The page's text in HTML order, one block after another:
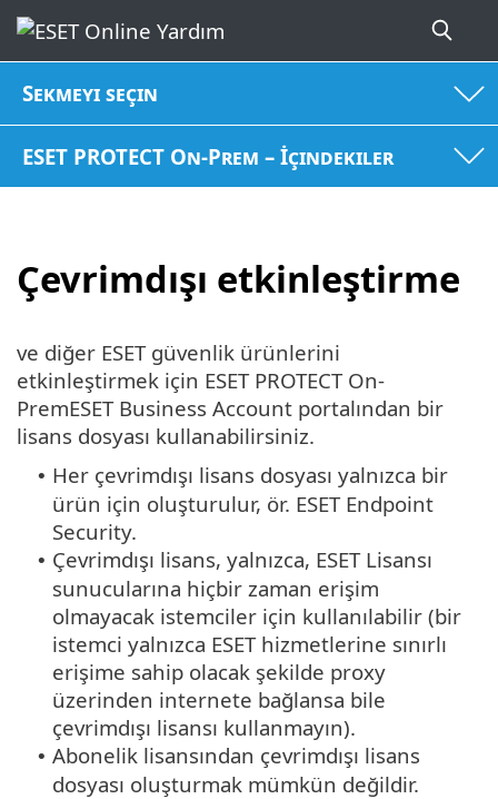
Sekmeyi seçin
ESET PROTECT On-Prem – İçindekiler
Çevrimdışı etkinleştirme
ve diğer ESET güvenlik ürünlerini
etkinleştirmek için ESET PROTECT On-
PremESET Business Account portalından bir
lisans dosyası kullanabilirsiniz.
• Her çevrimdışı lisans dosyası yalnızca bir
ürün için oluşturulur, ör. ESET Endpoint
Security.
• Çevrimdışı lisans, yalnızca, ESET Lisansı
sunucularına hiçbir zaman erişim
olmayacak istemciler için kullanılabilir (bir
istemci yalnızca ESET hizmetlerine sınırlı
erişime sahip olacak şekilde proxy
üzerinden internete bağlansa bile
çevrimdışı lisansı kullanmayın).
• Abonelik lisansından çevrimdışı lisans
dosyası oluşturmak mümkün değildir.